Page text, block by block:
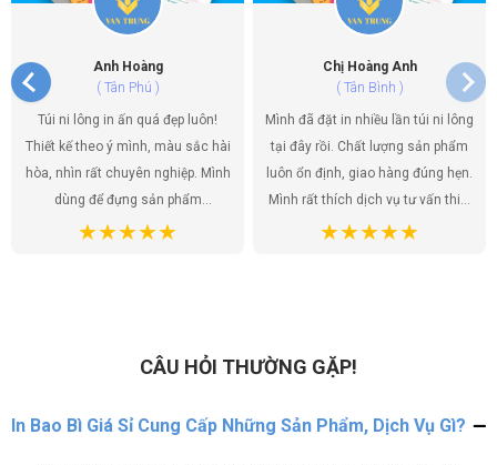
Anh Hoàng
( Tân Phú )
Túi ni lông in ấn quá đẹp luôn!
Thiết kế theo ý mình, màu sắc hài
hòa, nhìn rất chuyên nghiệp. Mình
dùng để đựng sản phẩm
handmade của shop, khách hàng
Chị Hoàng Anh
( Tân Bình )
Mình đã đặt in nhiều lần túi ni lông
tại đây rồi. Chất lượng sản phẩm
luôn ổn định, giao hàng đúng hẹn.
Mình rất thích dịch vụ tư vấn thiết
kế, họ giúp mình có được những
để gửi gắm điều đó.
CÂU HỎI THƯỜNG GẶP!
In Bao Bì Giá Sỉ Cung Cấp Những Sản Phẩm, Dịch Vụ Gì?